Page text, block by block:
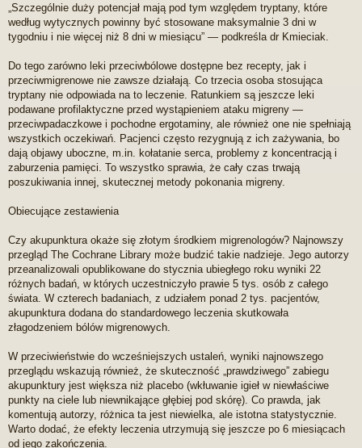
„Szczególnie duży potencjał mają pod tym względem tryptany, które
według wytycznych powinny być stosowane maksymalnie 3 dni w
tygodniu i nie więcej niż 8 dni w miesiącu” — podkreśla dr Kmieciak.
Do tego zarówno leki przeciwbólowe dostępne bez recepty, jak i
przeciwmigrenowe nie zawsze działają. Co trzecia osoba stosująca
tryptany nie odpowiada na to leczenie. Ratunkiem są jeszcze leki
podawane profilaktyczne przed wystąpieniem ataku migreny —
przeciwpadaczkowe i pochodne ergotaminy, ale również one nie spełniają
wszystkich oczekiwań. Pacjenci często rezygnują z ich zażywania, bo
dają objawy uboczne, m.in. kołatanie serca, problemy z koncentracją i
zaburzenia pamięci. To wszystko sprawia, że cały czas trwają
poszukiwania innej, skutecznej metody pokonania migreny.
Obiecujące zestawienia
Czy akupunktura okaże się złotym środkiem migrenologów? Najnowszy
przegląd The Cochrane Library może budzić takie nadzieje. Jego autorzy
przeanalizowali opublikowane do stycznia ubiegłego roku wyniki 22
różnych badań, w których uczestniczyło prawie 5 tys. osób z całego
świata. W czterech badaniach, z udziałem ponad 2 tys. pacjentów,
akupunktura dodana do standardowego leczenia skutkowała
złagodzeniem bólów migrenowych.
W przeciwieństwie do wcześniejszych ustaleń, wyniki najnowszego
przeglądu wskazują również, że skuteczność „prawdziwego” zabiegu
akupunktury jest większa niż placebo (wkłuwanie igieł w niewłaściwe
punkty na ciele lub niewnikające głębiej pod skórę). Co prawda, jak
komentują autorzy, różnica ta jest niewielka, ale istotna statystycznie.
Warto dodać, że efekty leczenia utrzymują się jeszcze po 6 miesiącach
od jego zakończenia.